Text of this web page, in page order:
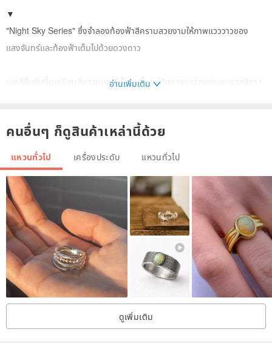
▼
"Night Sky Series" ซึ่งจำลองท้องฟ้าสีครามสวยงามให้ภาพแวววาวของ
แสงจันทร์และท้องฟ้าเต็มไปด้วยดวงดาว
เฉดสีลึกลับที่ดูเหมือนสีครามและสีน้ำเงินขึ้นอยู่กับความสว่างและมุมของสีขาว
บรรยากาศของอินดิโก้สงบและเครื่องปั้นดินเผาดินสามารถนำมาใช้โดยไม่คำนึง
ถึงฤดูกาลหรือสถานที่ดังนั้นจึงสามารถใช้งานได้เป็นเวลานาน
▼วัสดุ
ร่างกาย: เครื่องปั้นดินเผา (Shigarakiyaki)
ฮาร์ดแวร์: ชุบทอง ฯลฯ
▼กรุณาเลือกอุปกรณ์โลหะ
1, ถ้าคุณไม่ได้ระบุเราจะส่งคนนี้
2 ด้วยการจับเพื่อป้องกันไม่ให้ลง
อ่านเพิ่มเติม
คนอื่นๆ ก็ดูสินค้าเหล่านี้ด้วย
แหวนทั่วไป เครื่องประดับ แหวนทั่วไป
ดูเพิ่มเติม